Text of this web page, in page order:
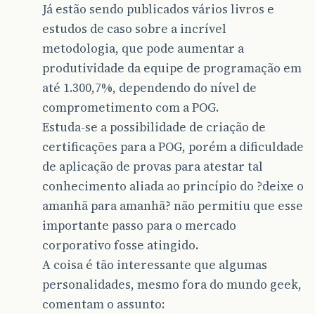
Já estão sendo publicados vários livros e
estudos de caso sobre a incrível
metodologia, que pode aumentar a
produtividade da equipe de programação em
até 1.300,7%, dependendo do nível de
comprometimento com a POG.
Estuda-se a possibilidade de criação de
certificações para a POG, porém a dificuldade
de aplicação de provas para atestar tal
conhecimento aliada ao princípio do ?deixe o
amanhã para amanhã? não permitiu que esse
importante passo para o mercado
corporativo fosse atingido.
A coisa é tão interessante que algumas
personalidades, mesmo fora do mundo geek,
comentam o assunto: